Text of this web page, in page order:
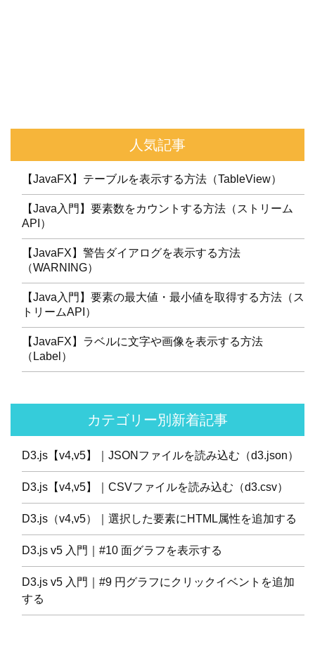
人気記事
【JavaFX】テーブルを表示する方法（TableView）
【Java入門】要素数をカウントする方法（ストリーム
API）
【JavaFX】警告ダイアログを表示する方法
（WARNING）
【Java入門】要素の最大値・最小値を取得する方法（ス
トリームAPI）
【JavaFX】ラベルに文字や画像を表示する方法
（Label）
カテゴリー別新着記事
D3.js【v4,v5】｜JSONファイルを読み込む（d3.json）
D3.js【v4,v5】｜CSVファイルを読み込む（d3.csv）
D3.js（v4,v5）｜選択した要素にHTML属性を追加する
D3.js v5 入門｜#10 面グラフを表示する
D3.js v5 入門｜#9 円グラフにクリックイベントを追加
する